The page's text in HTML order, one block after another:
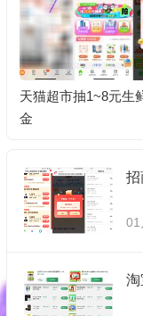
阿里云盘领取100G永
招
01
淘